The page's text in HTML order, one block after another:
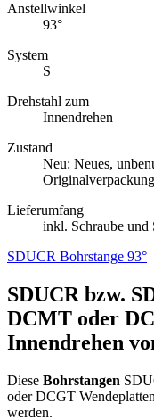
Anstellwinkel
93°
System
S
Drehstahl zum
Innendrehen
Zustand
Neu: Neues,
Originalverpackung
Lieferumfang
inkl. Schraube und
SDUCR Bohrstange 93°
SDUCR bzw.
DCMT oder
Innendrehen
Diese Bohrstangen
oder DCGT
werden.